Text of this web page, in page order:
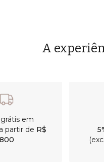
A
em
partir de R$
800